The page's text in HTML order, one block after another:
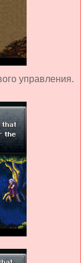
управления.